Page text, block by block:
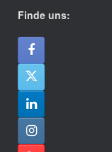
Finde uns: